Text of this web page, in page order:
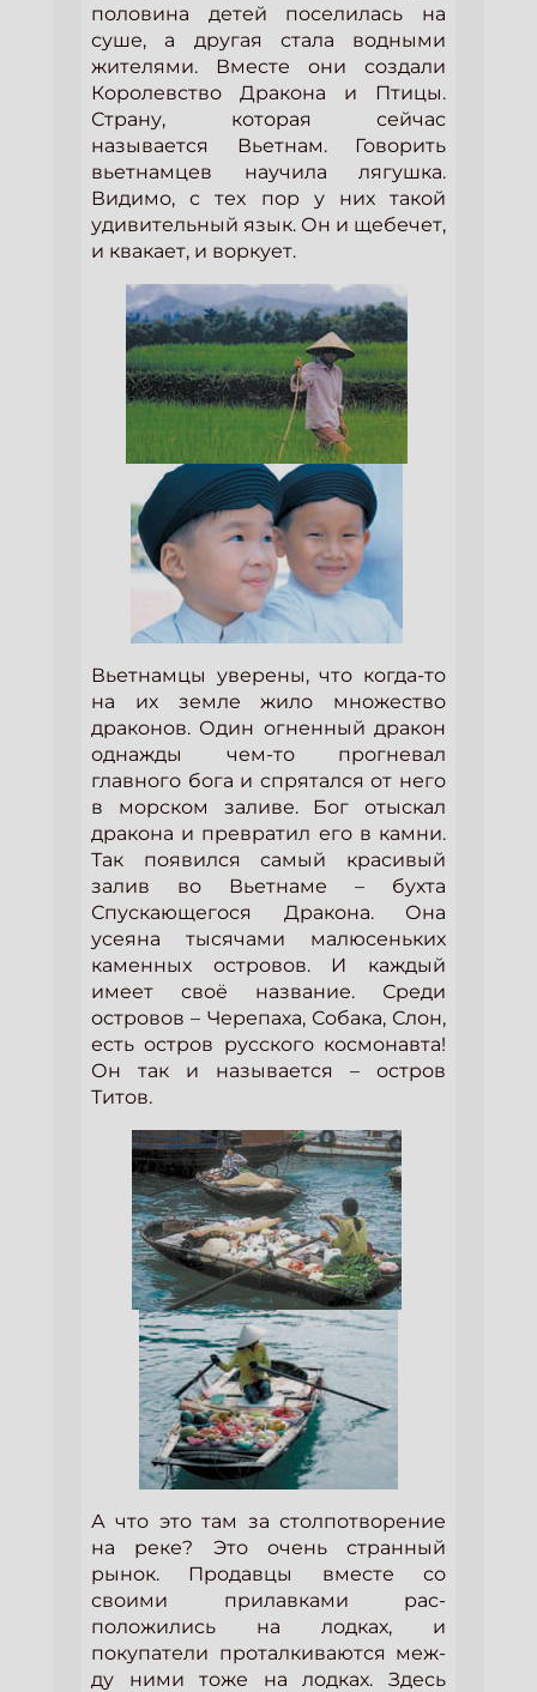
половина детей поселилась на
суше, а другая стала водными
жителями. Вместе они создали
Королевство Дракона и Птицы.
Страну, которая сейчас
называется Вьетнам. Говорить
вьетнамцев научила лягушка.
Видимо, с тех пор у них такой
удивительный язык. Он и щебечет,
и квакает, и воркует.
Вьетнамцы уверены, что когда-то
на их земле жило множество
драконов. Один огненный дракон
однажды чем-то прогневал
главного бога и спрятался от него
в морском заливе. Бог отыскал
дракона и превратил его в камни.
Так появился самый красивый
залив во Вьетнаме – бухта
Спускающегося Дракона. Она
усеяна тысячами малюсеньких
каменных островов. И каждый
имеет своё название. Среди
островов – Черепаха, Собака, Слон,
есть остров русского космонавта!
Он так и называется – остров
Титов.
А что это там за столпотворение
на реке? Это очень странный
рынок. Продавцы вместе со
своими прилавками рас-
положились на лодках, и
покупатели проталкиваются меж-
ду ними тоже на лодках. Здесь